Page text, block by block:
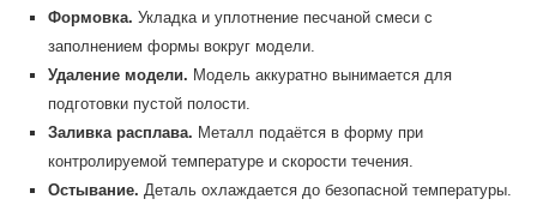
Формовка. Укладка и уплотнение песчаной смеси с
заполнением формы вокруг модели.
Удаление модели. Модель аккуратно вынимается для
подготовки пустой полости.
Заливка расплава. Металл подаётся в форму при
контролируемой температуре и скорости течения.
Остывание. Деталь охлаждается до безопасной температуры.